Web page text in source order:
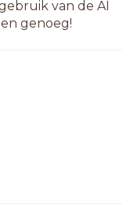
van de AI
genoeg!